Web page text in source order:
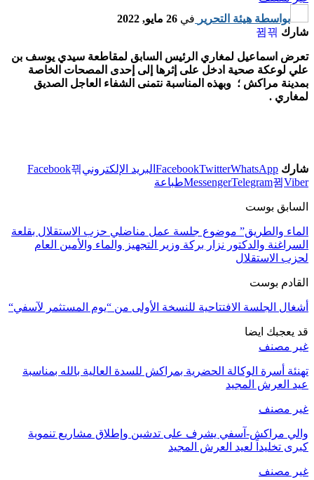
بواسطة هيئة التحرير في 26 مايو, 2022
شارك
تعرض اسماعيل لمغاري الرئيس السابق لمقاطعة سيدي يوسف بن
علي لوعكة صحية ادخل على إثرها إلى إحدى المصحات الخاصة
بمدينة مراكش ؛ وبهذه المناسبة نتمنى الشفاء العاجل الصديق
لمغاري .
شارك FacebookTwitterWhatsApp البريد الإلكتروني
Facebook
MessengerTelegram Viber طباعة
السابق بوست
الماء والطريق” موضوع جلسة عمل مناضلي حزب الاستقلال بقلعة
السراغنة والدكتور نزار بركة وزير التجهيز والماء والأمين العام
لحزب الاستقلال
القادم بوست
أشغال الجلسة الافتتاحية للنسخة الأولى من “يوم المستثمر لآسفي“
قد يعجبك ايضا
غير مصنف
تهنئة أسرة الوكالة الحضرية بمراكش للسدة العالية بالله بمناسبة
عيد العرش المجيد
غير مصنف
والي مراكش-آسفي يشرف على تدشين وإطلاق مشاريع تنموية
كبرى تخليداً لعيد العرش المجيد
غير مصنف